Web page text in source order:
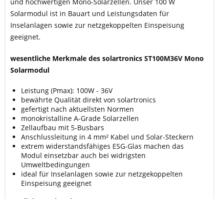
Solarmodul ist in Bauart und Leistungsdaten für
Inselanlagen sowie zur netzgekoppelten Einspeisung
geeignet.
wesentliche Merkmale des solartronics ST100M36V Mono
Solarmodul
Leistung (Pmax): 100W - 36V
bewährte Qualität direkt von solartronics
gefertigt nach aktuellsten Normen
monokristalline A-Grade Solarzellen
Zellaufbau mit 5-Busbars
Anschlussleitung in 4 mm² Kabel und Solar-Steckern
extrem widerstandsfähiges ESG-Glas machen das
Modul einsetzbar auch bei widrigsten
Umweltbedingungen
ideal für Inselanlagen sowie zur netzgekoppelten
Einspeisung geeignet